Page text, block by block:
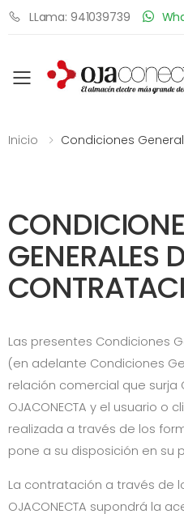
LLama: 941039739
Toggle mobile
Inicio Condiciones
GENERALES
Las presentes Condiciones
(en adelante Condiciones
relación comercial que surja
OJACONECTA y el usuario o
realizada a través de los
pone a su disposición en su
La contratación a través de
OJACONECTA supondrá la